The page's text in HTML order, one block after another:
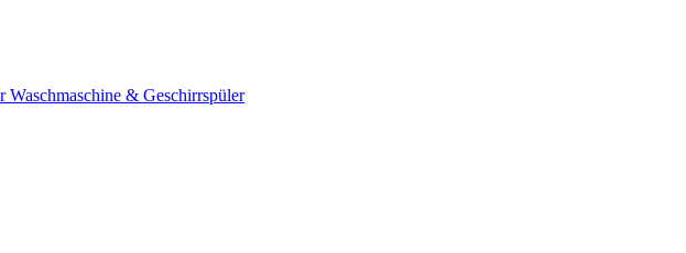
& Geschirrspüler